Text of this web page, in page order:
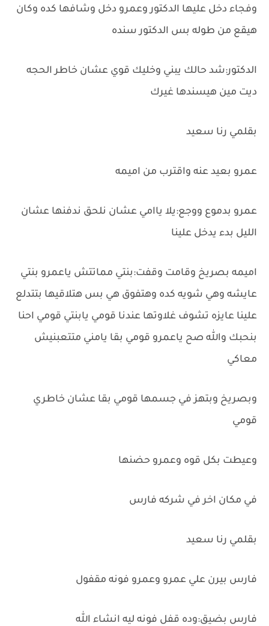
وفجاء دخل عليها الدكتور وعمرو دخل وشافها كده وكان
هيقع من طوله بس الدكتور سنده
الدكتور:شد حالك يبني وخليك قوي عشان خاطر الحجه
ديت مين هيسندها غيرك
بقلمي رنا سعيد
عمرو بعيد عنه واقترب من اميمه
عمرو بدموع ووجع:يلا ياامي عشان نلحق ندفنها عشان
الليل بدء يدخل علينا
اميمه بصريخ وقامت وقفت:بنتي مماتتش ياعمرو بنتي
عايشه وهي شويه كده وهتفوق هي بس هتلاقيها بتتدلع
علينا عايزه تشوف غلاوتها عندنا قومي يابنتي قومي احنا
بنحبك والله صح ياعمرو قومي بقا يامني متتعبنيش
معاكي
وبصريخ وبتهز في جسمها قومي بقا عشان خاطري
قومي
وعيطت بكل قوه وعمرو حضنها
في مكان اخر في شركه فارس
بقلمي رنا سعيد
فارس بيرن علي عمرو وعمرو فونه مقفول
فارس بضيق:وده قفل فونه ليه انشاء الله